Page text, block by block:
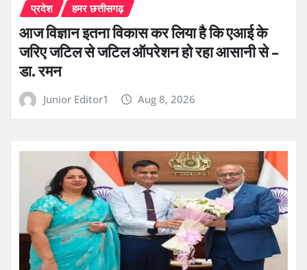
प्रदेश हमर छत्तीसगढ़
आज विज्ञान इतना विकास कर लिया है कि एआई के
जरिए जटिल से जटिल ऑपरेशन हो रहा आसानी से –
डा. रमन
Junior Editor1 Aug 8, 2026